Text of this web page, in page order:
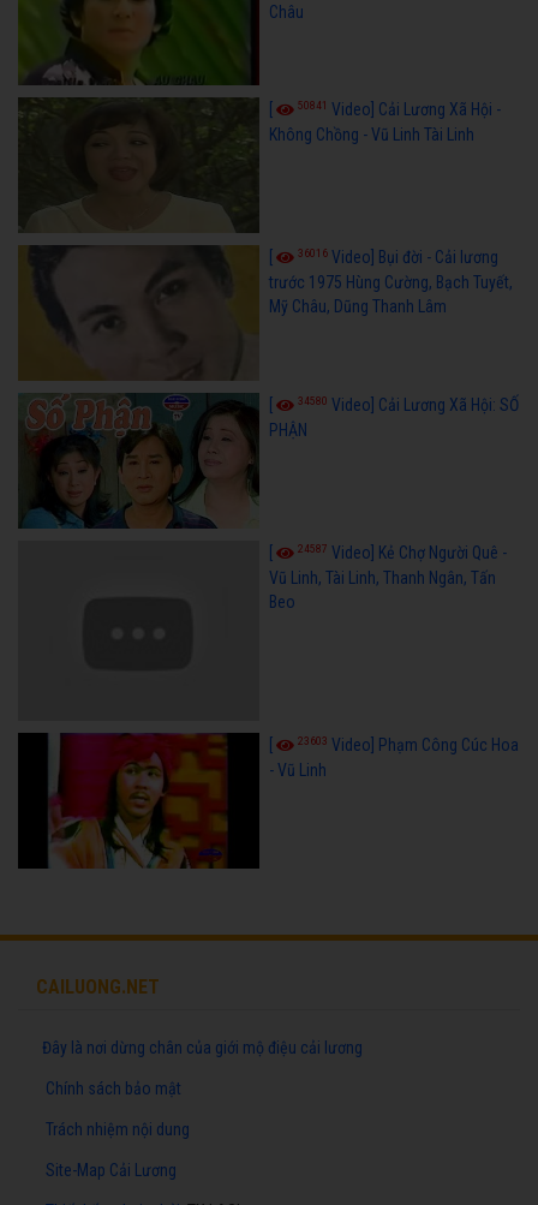
Châu
50841
Video] Cải Lương Xã Hội -
Không Chồng - Vũ Linh Tài Linh
36016 Video] Bụi đời - Cải lương
trước 1975 Hùng Cường, Bạch Tuyết,
Mỹ Châu, Dũng Thanh Lâm
34580 Video] Cải Lương Xã Hội: SỐ
PHẬN
24587 Video] Kẻ Chợ Người Quê -
Vũ Linh, Tài Linh, Thanh Ngân, Tấn
Beo
23603 Video] Phạm Công Cúc Hoa
- Vũ Linh
CAILUONG.NET
Đây là nơi dừng chân của giới mộ điệu cải lương
Chính sách bảo mật
Trách nhiệm nội dung
Site-Map Cải Lương